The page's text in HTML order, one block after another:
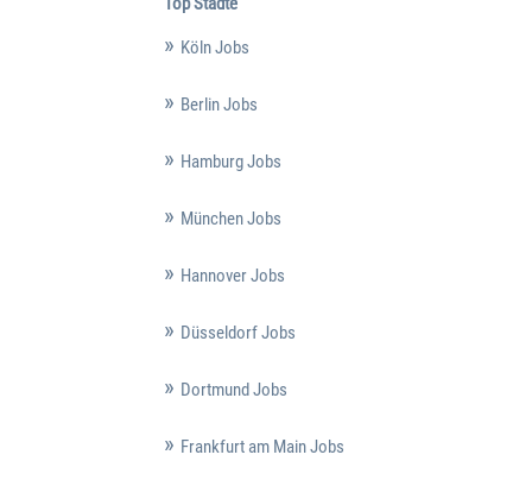
Köln Jobs
Berlin Jobs
Hamburg Jobs
München Jobs
Hannover Jobs
Düsseldorf Jobs
Dortmund Jobs
Frankfurt am Main Jobs